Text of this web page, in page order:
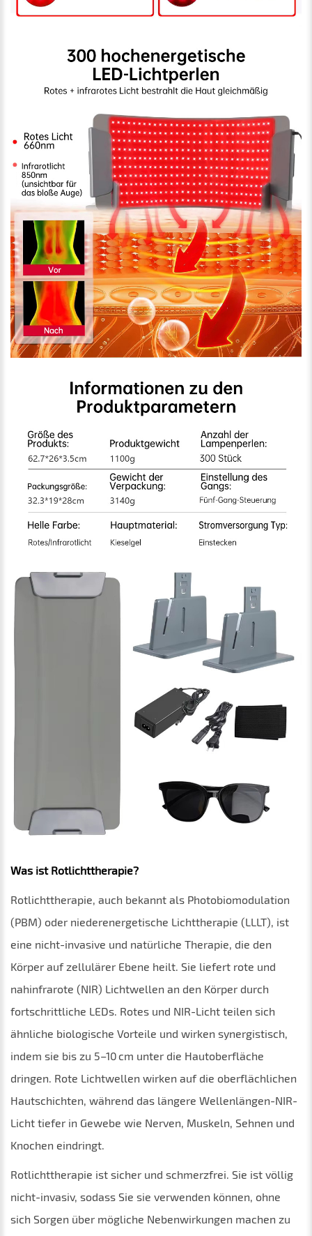
Was ist Rotlichttherapie?
Rotlichttherapie, auch bekannt als Photobiomodulation
(PBM) oder niederenergetische Lichttherapie (LLLT), ist
eine nicht-invasive und natürliche Therapie, die den
Körper auf zellulärer Ebene heilt. Sie liefert rote und
nahinfrarote (NIR) Lichtwellen an den Körper durch
fortschrittliche LEDs. Rotes und NIR-Licht teilen sich
ähnliche biologische Vorteile und wirken synergistisch,
indem sie bis zu 5–10 cm unter die Hautoberfläche
dringen. Rote Lichtwellen wirken auf die oberflächlichen
Hautschichten, während das längere Wellenlängen-NIR-
Licht tiefer in Gewebe wie Nerven, Muskeln, Sehnen und
Knochen eindringt.
Rotlichttherapie ist sicher und schmerzfrei. Sie ist völlig
nicht-invasiv, sodass Sie sie verwenden können, ohne
sich Sorgen über mögliche Nebenwirkungen machen zu